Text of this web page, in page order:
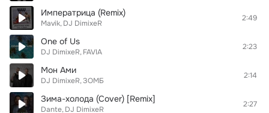
Императрица (Remix)
Mavik DJ DimixeR
2:49
One of Us
DJ DimixeR FAVIA
2:23
Мон Ами
DJ DimixeR ЗОМБ
2:14
Зима-холода (Cover) [Remix]
Dante DJ DimixeR
2:27